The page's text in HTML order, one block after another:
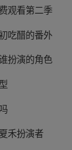
观看第二季
吃醋的番外
扮演的角色
禾扮演者